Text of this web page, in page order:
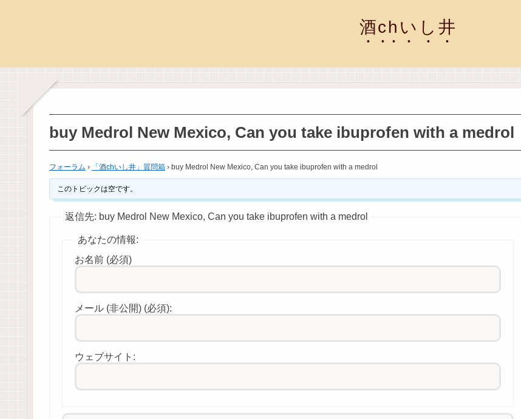
酒chいし井
buy Medrol New Mexico, Can you take ibuprofen with a medrol
フォーラム › 「酒chいし井」質問箱 › buy Medrol New Mexico, Can you take ibuprofen with a medrol
このトピックは空です。
返信先: buy Medrol New Mexico, Can you take ibuprofen with a medrol
あなたの情報:
お名前 (必須)
メール (非公開) (必須):
ウェブサイト: